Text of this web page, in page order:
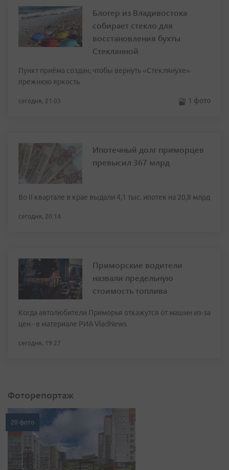
Блогер из Владивостока
собирает стекло для
восстановления бухты
Стеклянной
Пункт приёма создан, чтобы вернуть «Стеклянухе»
прежнюю яркость
сегодня, 21:03 1 фото
Ипотечный долг приморцев
превысил 367 млрд
Во II квартале в крае выдали 4,1 тыс. ипотек на 20,8 млрд
сегодня, 20:14
Приморские водители
назвали предельную
стоимость топлива
Когда автолюбители Приморья откажутся от машин из-за
цен - в материале РИА VladNews
сегодня, 19:27
Фоторепортаж
20 фото